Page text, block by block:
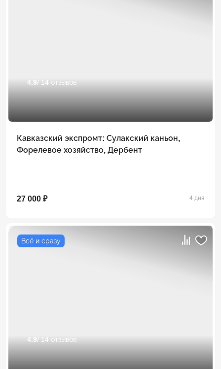
4.9/ 14 отзывов
Кавказский экспромт: Сулакский каньон,
Форелевое хозяйство, Дербент
27 000 ₽ 4 дня
Всё и сразу
4.9 / 14 отзывов